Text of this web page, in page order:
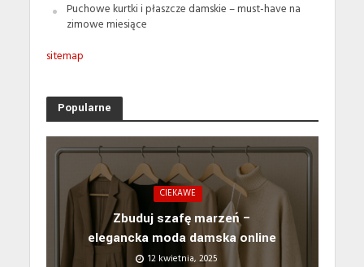
Puchowe kurtki i płaszcze damskie – must-have na
zimowe miesiące
sitemap
Popularne
CIEKAWE
Zbuduj szafę marzeń –
elegancka moda damska online
12 kwietnia, 2025